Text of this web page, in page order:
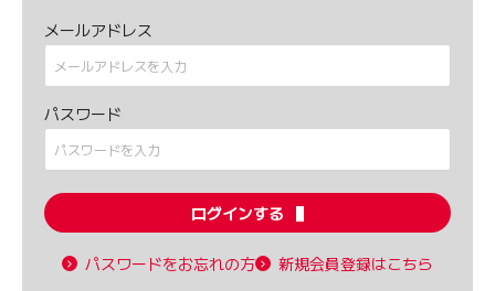
メールアドレス
パスワード
ログインする
パスワードをお忘れの方 新規会員登録はこちら